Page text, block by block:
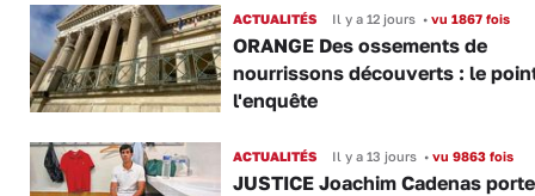
ACTUALITÉS Il y a 12 jours •vu 1867 fois
ORANGE Des ossements de
nourrissons découverts : le
l'enquête
ACTUALITÉS Il y a 13 jours •vu 9863 fois
JUSTICE Joachim Cadenas porte